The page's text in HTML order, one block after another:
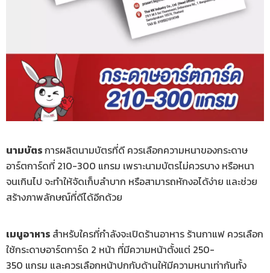
นามบัตรการผลิตนามบัตรที่ดี ควรเลือกความหนาของกระดาษ
อาร์ตการ์ดที่ 210-300 แกรม เพราะนามบัตรไม่ควรบาง หรือหนา
จนเกินไป จะทำให้จัดเก็บลำบาก หรือสามารถหักงอได้ง่าย และช่วย
สร้างภาพลักษณ์ที่ดีได้อีกด้วย
เมนูอาหาร สำหรับใครที่กำลังจะเปิดร้านอาหาร ร้านกาแฟ ควรเลือก
ใช้กระดาษอาร์ตการ์ด 2 หน้า ที่มีความหน้าตั้งแต่ 250-
350 แกรม และควรเลือกหน้าปกกับด้านให้มีความหนาเท่ากันทั้ง